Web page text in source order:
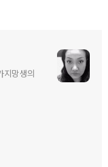
지망생의